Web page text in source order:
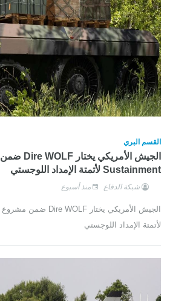
القسم البري
Sustainment لأتمتة الإمداد اللوجستي
شبكة الدفاع منذ أسبوع
لأتمتة الإمداد اللوجستي